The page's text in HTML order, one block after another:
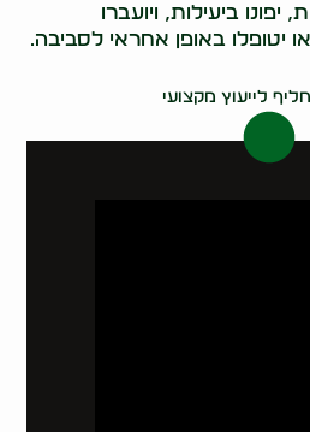
ביעילות, ויועברו
באופן אחראי לסביבה.
לייעוץ מקצועי